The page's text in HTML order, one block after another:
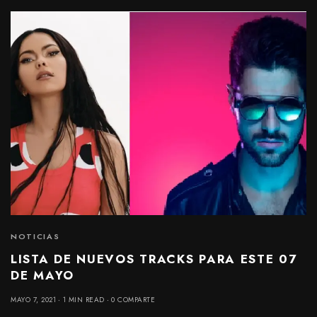
NOTICIAS
LISTA DE NUEVOS TRACKS PARA ESTE 07
DE MAYO
MAYO 7, 2021 1 MIN READ 0 COMPARTE